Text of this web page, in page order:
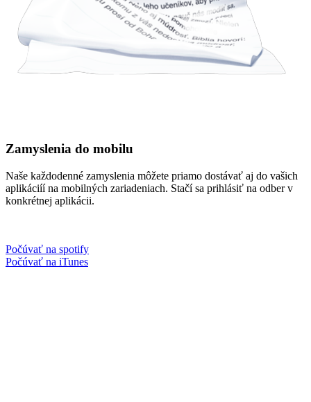
Zamyslenia do mobilu
Naše každodenné zamyslenia môžete priamo dostávať aj do vašich
aplikáciíí na mobilných zariadeniach. Stačí sa prihlásiť na odber v
konkrétnej aplikácii.
Počúvať na spotify
Počúvať na iTunes